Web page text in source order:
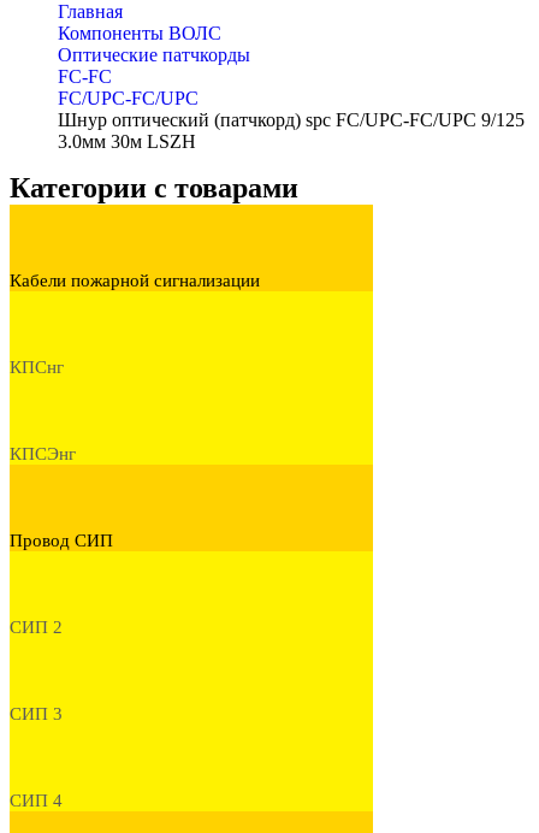
Главная
Компоненты ВОЛС
Оптические патчкорды
FC-FC
FC/UPC-FC/UPC
Шнур оптический (патчкорд) spc FC/UPC-FC/UPC 9/125
3.0мм 30м LSZH
Категории с товарами
Кабели пожарной сигнализации
КПСнг
КПСЭнг
Провод СИП
СИП 2
СИП 3
СИП 4